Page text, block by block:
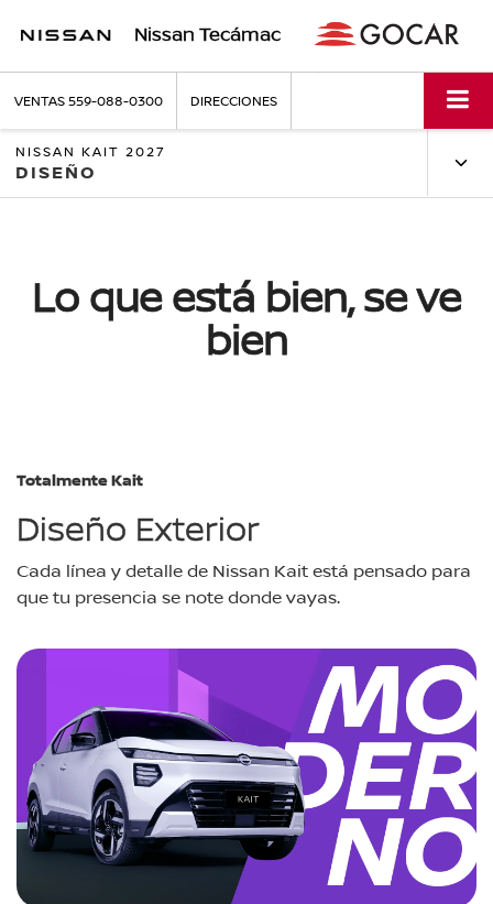
Nissan Tecámac
VENTAS559-088-0300 DIRECCIONES
NISSAN KAIT 2027
DISEÑO
Lo que está bien, se ve
bien
Totalmente Kait
Diseño Exterior
Cada línea y detalle de Nissan Kait está pensado para
que tu presencia se note donde vayas.